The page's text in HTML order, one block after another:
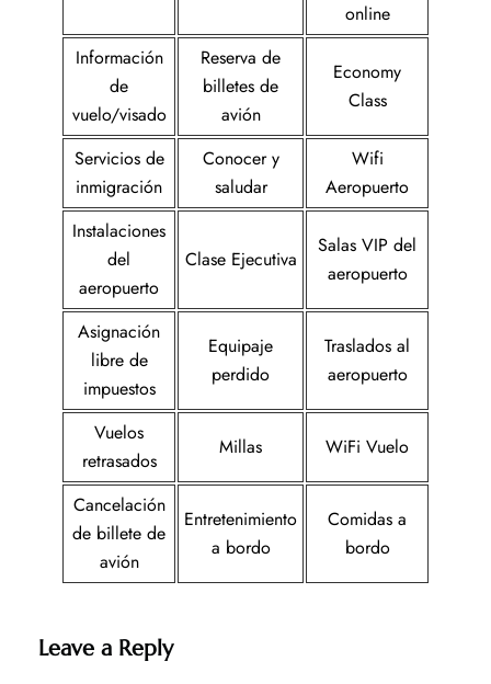
online
Información
de
vuelo/visado
Reserva de
billetes de
avión
Economy
Class
Servicios de
inmigración
Conocer y
saludar
Wifi
Aeropuerto
Instalaciones
del
aeropuerto
Clase Ejecutiva
Salas VIP del
aeropuerto
Asignación
libre de
impuestos
Equipaje
perdido
Traslados al
aeropuerto
Vuelos
retrasados
Millas WiFi Vuelo
Cancelación
de billete de
avión
Entretenimiento
a bordo
Comidas a
bordo
Leave a Reply